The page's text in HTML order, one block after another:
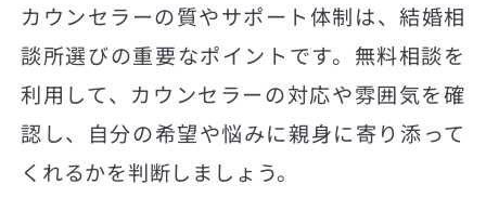
カウンセラーの質やサポート体制は、結婚相
談所選びの重要なポイントです。無料相談を
利用して、カウンセラーの対応や雰囲気を確
認し、自分の希望や悩みに親身に寄り添って
くれるかを判断しましょう。